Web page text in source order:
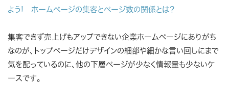
よう! ホームページの集客とページ数の関係とは？
集客できず売上げもアップできない企業ホームページにありがち
なのが、トップページだけデザインの細部や細かな言い回しにまで
気を配っているのに、他の下層ページが少なく情報量も少ないケ
ースです。